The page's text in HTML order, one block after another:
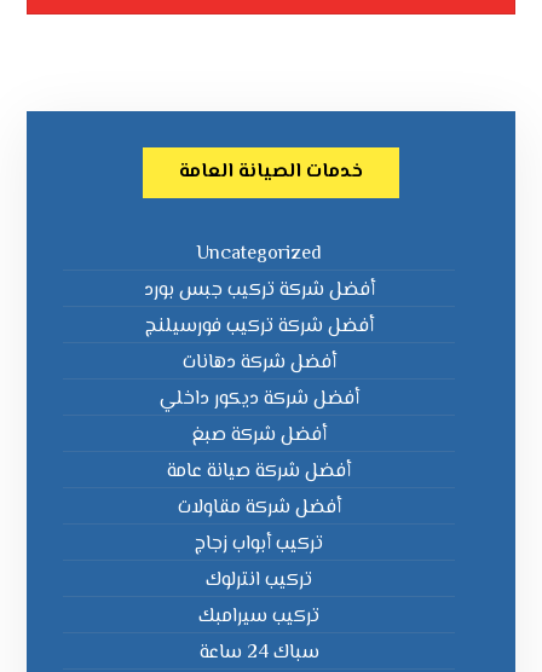
خدمات الصيانة العامة
Uncategorized
أفضل شركة تركيب جبس بورد
أفضل شركة تركيب فورسيلنج
أفضل شركة دهانات
أفضل شركة ديكور داخلي
أفضل شركة صبغ
أفضل شركة صيانة عامة
أفضل شركة مقاولات
تركيب أبواب زجاج
تركيب انترلوك
تركيب سيرامبك
سباك 24 ساعة